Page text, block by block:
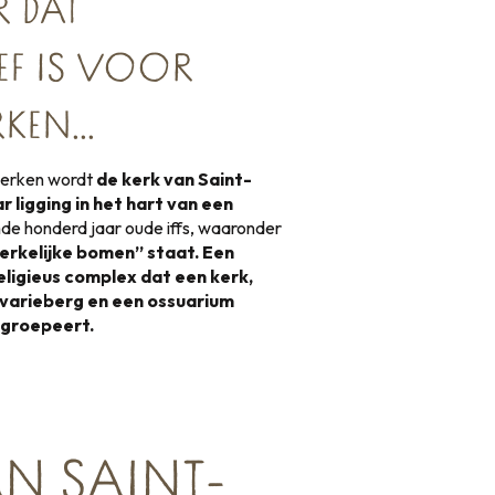
DAT
IS VOOR
wordt de kerk van Saint-
ligging in het hart van een
honderd jaar oude iffs, waaronder
bomen” staat. Een
complex dat een kerk,
en een ossuarium
groepeert.